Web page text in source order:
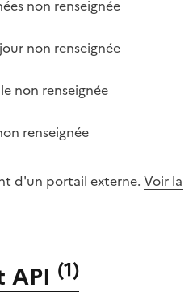
non renseignée
non renseignée
non renseignée
renseignée
d'un portail externe. Voir la
API (1)